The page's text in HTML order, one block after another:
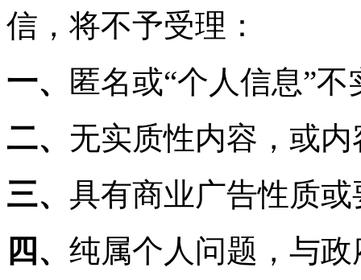
信，将不予受理：
一、
匿名或“个人信息”不
二、 无实质性内容，或
三、 具有商业广告性质
四、 纯属个人问题，与